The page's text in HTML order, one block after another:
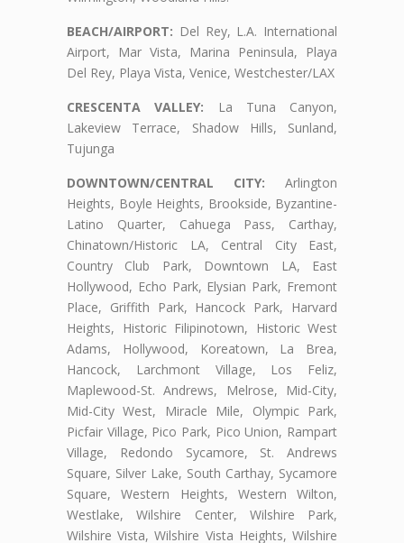
BEACH/AIRPORT: Del Rey, L.A. International
Airport, Mar Vista, Marina Peninsula, Playa
Del Rey, Playa Vista, Venice, Westchester/LAX
CRESCENTA VALLEY: La Tuna Canyon,
Lakeview Terrace, Shadow Hills, Sunland,
Tujunga
DOWNTOWN/CENTRAL CITY: Arlington
Heights, Boyle Heights, Brookside, Byzantine-
Latino Quarter, Cahuega Pass, Carthay,
Chinatown/Historic LA, Central City East,
Country Club Park, Downtown LA, East
Hollywood, Echo Park, Elysian Park, Fremont
Place, Griffith Park, Hancock Park, Harvard
Heights, Historic Filipinotown, Historic West
Adams, Hollywood, Koreatown, La Brea,
Hancock, Larchmont Village, Los Feliz,
Maplewood-St. Andrews, Melrose, Mid-City,
Mid-City West, Miracle Mile, Olympic Park,
Picfair Village, Pico Park, Pico Union, Rampart
Village, Redondo Sycamore, St. Andrews
Square, Silver Lake, South Carthay, Sycamore
Square, Western Heights, Western Wilton,
Westlake, Wilshire Center, Wilshire Park,
Wilshire Vista, Wilshire Vista Heights, Wilshire